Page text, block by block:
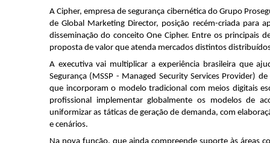
A Cipher, empresa de segurança cibernética do Grupo
de Global Marketing Director, posição recém-criada para
disseminação do conceito One Cipher. Entre os principais
proposta de valor que atenda mercados distintos
A executiva vai multiplicar a experiência brasileira que
Segurança (MSSP - Managed Security Services Provider) de
que incorporam o modelo tradicional com meios digitais
profissional implementar globalmente os modelos de
uniformizar as táticas de geração de demanda, com
e cenários.